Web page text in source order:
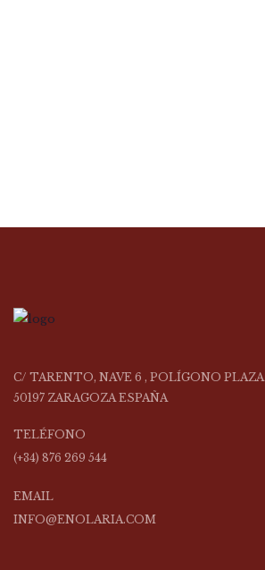
C/ TARENTO, NAVE 6 , POLÍGONO PLAZA
50197 ZARAGOZA ESPAÑA
TELÉFONO
(+34) 876 269 544
EMAIL
INFO@ENOLARIA.COM